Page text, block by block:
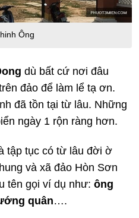
Ông
dù bất cứ nơi đâu
đảo để làm lể tạ ơn.
đã tồn tại từ lâu. Những
ngày 1 rộn ràng hơn.
tập tục có từ lâu đời ờ
và xã đảo Hòn Sơn
tên gọi ví dụ như: ông
quân….